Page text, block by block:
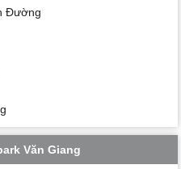
Đường
Văn Giang